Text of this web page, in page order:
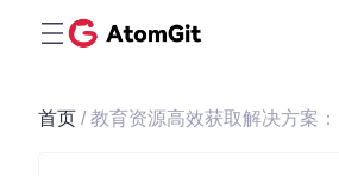
首页 / 教育资源高效获取解决方案